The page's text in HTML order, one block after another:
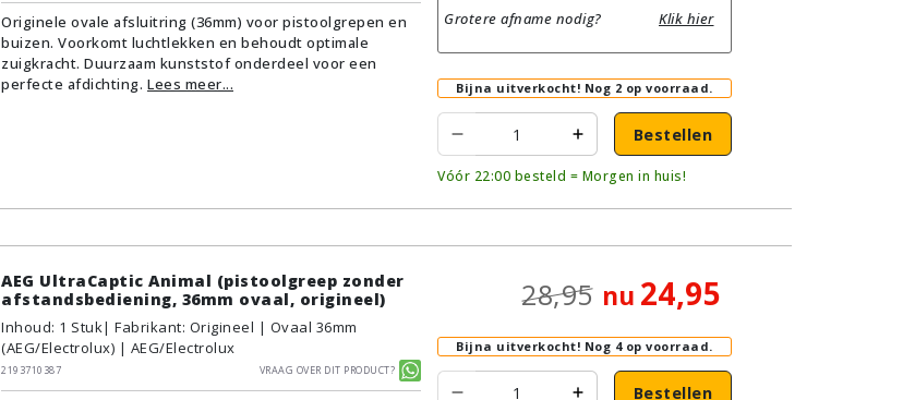
Originele ovale afsluitring (36mm) voor pistoolgrepen en
buizen. Voorkomt luchtlekken en behoudt optimale
zuigkracht. Duurzaam kunststof onderdeel voor een
perfecte afdichting. Lees meer...
Grotere afname nodig?
Klik hier
Bijna uitverkocht! Nog 2 op voorraad.
Bestellen
Vóór 22:00 besteld = Morgen in huis!
AEG UltraCaptic Animal (pistoolgreep zonder
afstandsbediening, 36mm ovaal, origineel)
Inhoud: 1 Stuk| Fabrikant: Origineel | Ovaal 36mm
(AEG/Electrolux) | AEG/Electrolux
2193710387
Vraag over dit product?
28,95 nu 24,95
Bijna uitverkocht! Nog 4 op voorraad.
Bestellen